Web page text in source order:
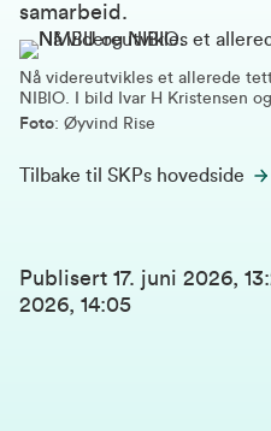
samarbeid.
Nå videreutvikles et allerede
NIBIO. I bild Ivar H Kristensen
Foto: Øyvind Rise
Tilbake til SKPs hovedside
Publisert 17. juni 2026,
2026, 14:05